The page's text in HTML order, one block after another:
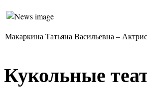
Макаркина Татьяна Васильевна –
Кукольные